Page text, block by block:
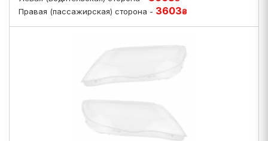
Правая (пассажирская) сторона - 3603₴